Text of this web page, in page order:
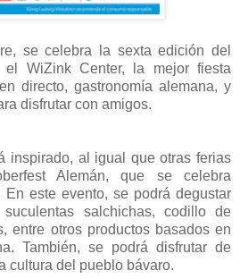
se celebra la sexta edición del
el WiZink Center, la mejor fiesta
directo, gastronomía alemana, y
disfrutar con amigos.
inspirado, al igual que otras ferias
Alemán, que se celebra
En este evento, se podrá degustar
suculentas salchichas, codillo de
entre otros productos basados en
También, se podrá disfrutar de
cultura del pueblo bávaro.